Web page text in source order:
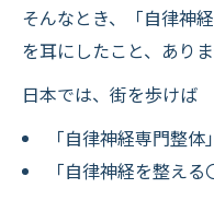
そんなとき、「自律神
を耳にしたこと、あり
日本では、街を歩けば
「自律神経専門整体」
「自律神経を整える